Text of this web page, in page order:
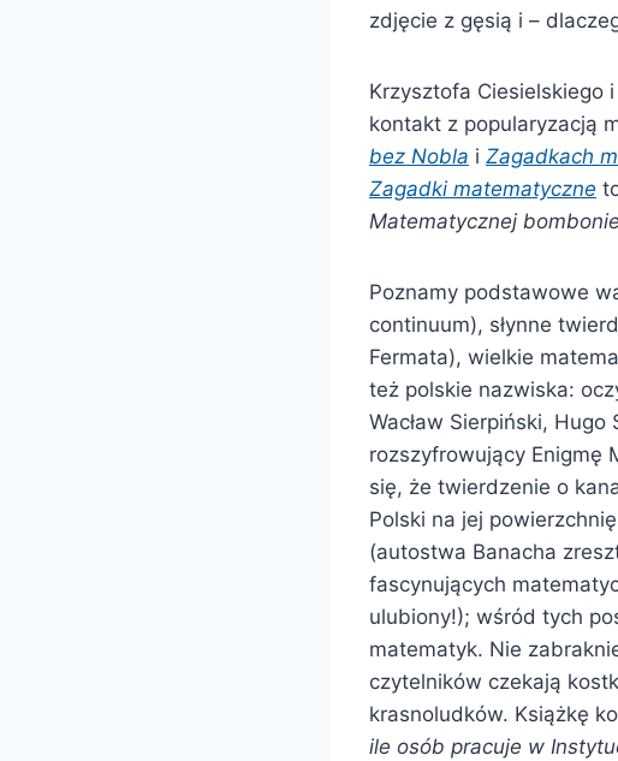
zdjęcie z gęsią i –
Krzysztofa Ciesielskiego
kontakt z popularyzacją
bez Nobla i Zagadkach
Zagadki matematyczne
Matematycznej
Poznamy podstawowe
continuum), słynne
Fermata), wielkie
też polskie nazwiska:
Wacław Sierpiński,
rozszyfrowujący Enigmę
się, że twierdzenie o
Polski na jej
(autostwa Banacha
fascynujących
ulubiony!); wśród tych
matematyk. Nie
czytelników czekają
krasnoludków. Książkę
ile osób pracuje w